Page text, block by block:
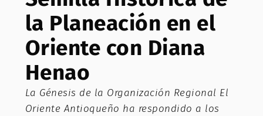
la Planeación en el
Oriente con Diana
Henao
La Génesis de la Organización Regional El
Oriente Antioqueño ha respondido a los